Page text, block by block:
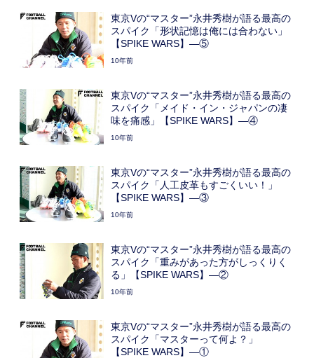
東京Vの“マスター”永井秀樹が語る最高の
スパイク「形状記憶は俺には合わない」
【SPIKE WARS】―⑤
10年前
東京Vの“マスター”永井秀樹が語る最高の
スパイク「メイド・イン・ジャパンの凄
味を痛感」【SPIKE WARS】―④
10年前
東京Vの“マスター”永井秀樹が語る最高の
スパイク「人工皮革もすごくいい！」
【SPIKE WARS】―③
10年前
東京Vの“マスター”永井秀樹が語る最高の
スパイク「重みがあった方がしっくりく
る」【SPIKE WARS】―②
10年前
東京Vの“マスター”永井秀樹が語る最高の
スパイク「マスターって何よ？」
【SPIKE WARS】―①